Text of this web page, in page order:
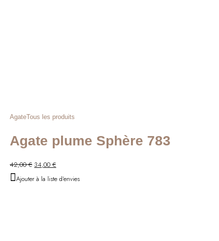
AgateTous les produits
Agate plume Sphère 783
42,00€ Le
initial
34,00 €
actuel
Ajouter à la liste d'envies